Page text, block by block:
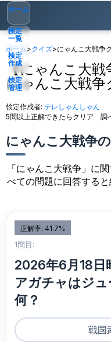
ホーム
検定
一覧
検定
作成
検定
管理
ゲスト▾
ホーム>クイズ>にゃんこ大戦争
【にゃんこ大戦
にゃんこ大戦争
検定作成者: テレしゃんしゃん
5問以上正解できたらクリア 調
にゃんこ大戦争
「にゃんこ大戦争」に
べての問題に回答すると
正解率: 41.7%
1問目:
2026年6月18日
アガチャはジ
何？
戦国